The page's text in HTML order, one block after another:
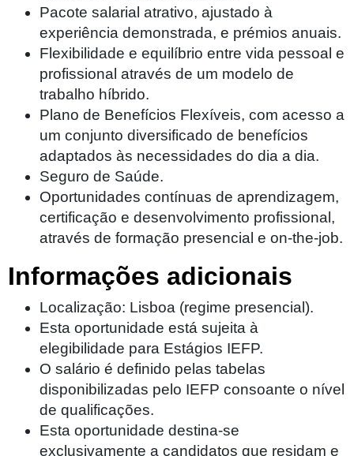
Pacote salarial atrativo, ajustado à
experiência demonstrada, e prémios anuais.
Flexibilidade e equilíbrio entre vida pessoal e
profissional através de um modelo de
trabalho híbrido.
Plano de Benefícios Flexíveis, com acesso a
um conjunto diversificado de benefícios
adaptados às necessidades do dia a dia.
Seguro de Saúde.
Oportunidades contínuas de aprendizagem,
certificação e desenvolvimento profissional,
através de formação presencial e on-the-job.
Informações adicionais
Localização: Lisboa (regime presencial).
Esta oportunidade está sujeita à
elegibilidade para Estágios IEFP.
O salário é definido pelas tabelas
disponibilizadas pelo IEFP consoante o nível
de qualificações.
Esta oportunidade destina-se
exclusivamente a candidatos que residam e